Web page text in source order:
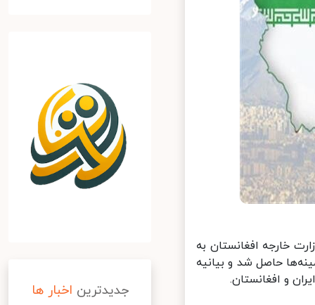
خارجه افغانستان به
حاصل شد و بیانیه
و افغانستان.
جدیدترین اخبار ها